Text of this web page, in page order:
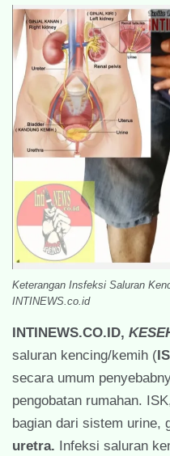
Keterangan Insfeksi Saluran
INTINEWS.co.id
INTINEWS.CO.ID,
saluran kencing/kemih (
secara umum
pengobatan rumahan.
bagian dari sistem urine,
uretra.
Infeksi saluran